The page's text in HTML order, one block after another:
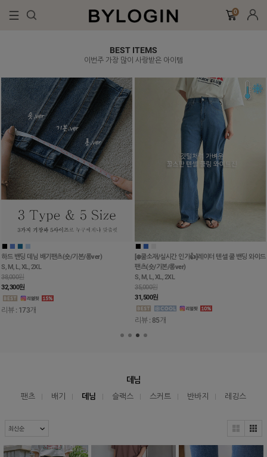
0
BEST ITEMS
이번주 가장 많이 사랑받은 아이템
■ ■ ■ ■
하드 밴딩 데님 배기팬츠(숏/기본/롱ver)
S, M, L, XL, 2XL
38,000원
32,300원
리뷰 : 173개
■ ■
[❄️쿨소재/실시간 인기👍]레이터 텐셀 쿨 밴딩 와이드
팬츠(숏/기본/롱ver)
S, M, L, XL, 2XL
35,000원
31,500원
리뷰 : 85개
데님
팬츠 배기 데님 슬랙스 스커트 반바지 레깅스